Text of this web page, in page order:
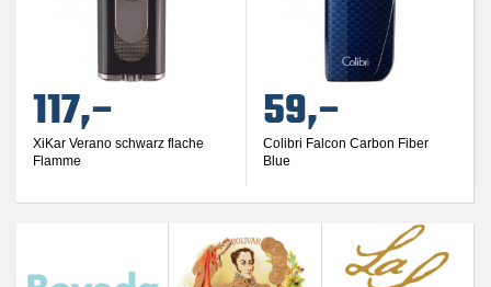
117,–
XiKar Verano schwarz flache
Flamme
59,–
Colibri Falcon Carbon Fiber
Blue